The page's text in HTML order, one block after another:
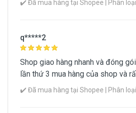
Pencil
✔️ Đã mua hàng tại Shopee | Phân loại
q*****2
Shop giao hàng nhanh và đóng
lần thứ 3 mua hàng của shop và
✔️ Đã mua hàng tại Shopee | Phân